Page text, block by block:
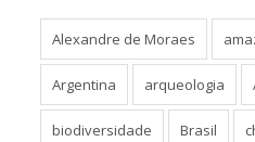
Alexandre de Moraes
Argentina arqueologia
biodiversidade Brasil